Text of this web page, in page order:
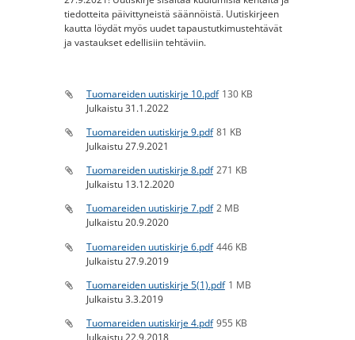
tiedotteita päivittyneistä säännöistä. Uutiskirjeen
kautta löydät myös uudet tapaustutkimustehtävät
ja vastaukset edellisiin tehtäviin.
Tuomareiden uutiskirje 10.pdf 130 KB
Julkaistu 31.1.2022
Tuomareiden uutiskirje 9.pdf 81 KB
Julkaistu 27.9.2021
Tuomareiden uutiskirje 8.pdf 271 KB
Julkaistu 13.12.2020
Tuomareiden uutiskirje 7.pdf 2 MB
Julkaistu 20.9.2020
Tuomareiden uutiskirje 6.pdf 446 KB
Julkaistu 27.9.2019
Tuomareiden uutiskirje 5(1).pdf 1 MB
Julkaistu 3.3.2019
Tuomareiden uutiskirje 4.pdf 955 KB